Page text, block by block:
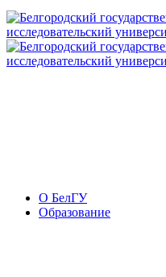
О БелГУ
Образование